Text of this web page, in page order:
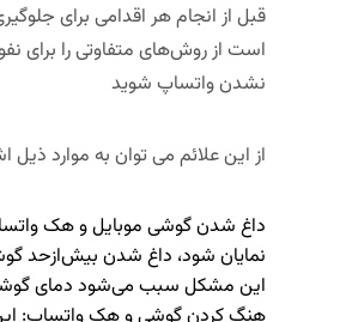
قبل از انجام هر اقدامی برای
است از روش‌های متفاوتی را برای
نشدن واتساپ شوید
از این علائم می توان به موارد ذیل
داغ شدن گوشی موبایل و هک
نمایان شود، داغ شدن بیش‌ازحد
این مشکل سبب می‌شود دمای